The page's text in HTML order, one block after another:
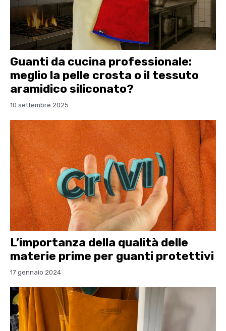
Guanti da cucina professionale:
meglio la pelle crosta o il tessuto
aramidico siliconato?
10 settembre 2025
L’importanza della qualità delle
materie prime per guanti protettivi
17 gennaio 2024